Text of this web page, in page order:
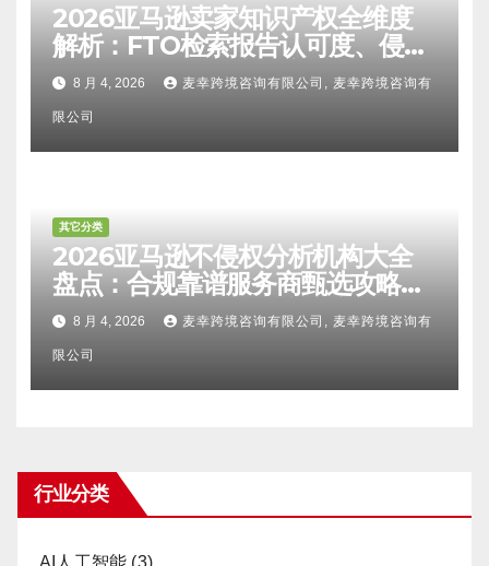
2026亚马逊卖家知识产权全维度
解析：FTO检索报告认可度、侵权
比对区别、TRO应诉方法及服务商
甄选避坑全攻略
8 月 4, 2026 麦幸跨境咨询有限公司, 麦幸跨境咨询有
限公司
其它分类
2026亚马逊不侵权分析机构大全
盘点：合规靠谱服务商甄选攻略、
避坑FAQ及标杆机构实力详解
8 月 4, 2026 麦幸跨境咨询有限公司, 麦幸跨境咨询有
限公司
行业分类
AI人工智能 (3)